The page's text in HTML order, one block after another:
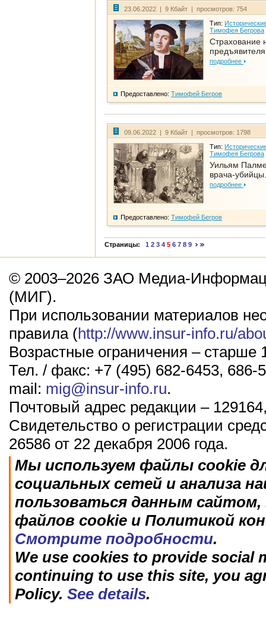
23.06.2022 | 9 Кбайт | просмотров: 754
Тип:
Тимофея Бегрова
Страхование
предъявителя
подробнее
Предоставлено: Тимофей Бегров
09.06.2022 | 9 Кбайт | просмотров: 1798
Тип:
Тимофея Бегрова
Уильям
врача-
подробнее
Предоставлено: Тимофей Бегров
Страницы: 1 2 3 4 5 6 7 8 9
© 2003–2026 ЗАО Медиа-
(МИГ).
При использовании материалов
правила (http://www.insur-info.ru/
Возрастные ограничения – старше
Тел. / факс: +7 (495) 682-6453, 686-
mail: mig@insur-info.ru.
Почтовый адрес редакции –
Свидетельство о регистрации
26586 от 22 декабря 2006 года.
Мы используем файлы cookie
социальных сетей и анализа
пользоваться данным
файлов cookie и Политикой
Смотрите подробности.
We use cookies to provide social
continuing to use this site, you
Policy. See details.